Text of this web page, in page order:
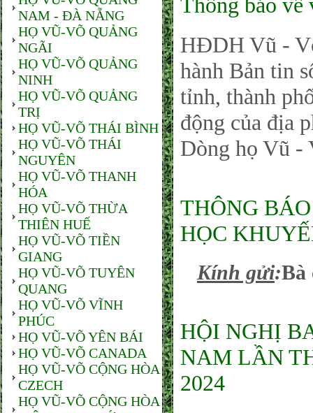
NAM - ĐÀ NẴNG
HỌ VŨ-VÕ QUẢNG
NGÃI
HỌ VŨ-VÕ QUẢNG
NINH
HỌ VŨ-VÕ QUẢNG
TRỊ
HỌ VŨ-VÕ THÁI BÌNH
HỌ VŨ-VÕ THÁI
NGUYÊN
HỌ VŨ-VÕ THANH
HÓA
HỌ VŨ-VÕ THỪA
THIÊN HUẾ
HỌ VŨ-VÕ TIỀN
GIANG
HỌ VŨ-VÕ TUYÊN
QUANG
HỌ VŨ-VÕ VĨNH
PHÚC
HỌ VŨ-VÕ YÊN BÁI
HỌ VŨ-VÕ CANADA
HỌ VŨ-VÕ CỘNG HÒA
CZECH
HỌ VŨ-VÕ CỘNG HÒA
HĐDH Vũ -
hành Bản tin
tỉnh, thành
động của địa
Dòng họ Vũ -
THÔNG
HỌC
Kính gửi:Bà
HỘI NGHỊ
NAM LẦN
2024